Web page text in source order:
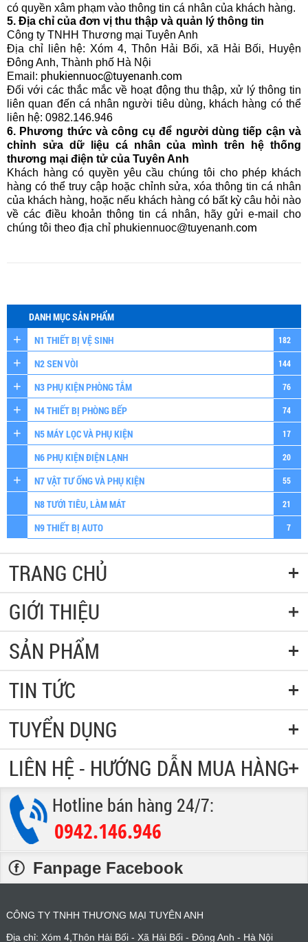
có quyền xâm phạm vào thông tin cá nhân của khách hàng.
5. Địa chỉ của đơn vị thu thập và quản lý thông tin
Công ty TNHH Thương mại Tuyên Anh
Địa chỉ liên hệ: Xóm 4, Thôn Hải Bối, xã Hải Bối, Huyện
Đông Anh, Thành phố Hà Nội
Email: phukiennuoc@tuyenanh.com
Đối với các thắc mắc về hoạt động thu thập, xử lý thông tin
liên quan đến cá nhân người tiêu dùng, khách hàng có thể
liên hệ: 0982.146.946
6. Phương thức và công cụ để người dùng tiếp cận và
chỉnh sửa dữ liệu cá nhân của mình trên hệ thống
thương mại điện tử của Tuyên Anh
Khách hàng có quyền yêu cầu chúng tôi cho phép khách
hàng có thể truy cập hoặc chỉnh sửa, xóa thông tin cá nhân
của khách hàng, hoặc nếu khách hàng có bất kỳ câu hỏi nào
về các điều khoản thông tin cá nhân, hãy gửi e-mail cho
chúng tôi theo địa chỉ phukiennuoc@tuyenanh.com
DANH MỤC SẢN PHẨM
N1 THIẾT BỊ VỆ SINH
182
N2 SEN VÒI 144
N3 PHỤ KIỆN PHÒNG TẮM 76
N4 THIẾT BỊ PHÒNG BẾP 74
N5 MÁY LỌC VÀ PHỤ KIỆN 17
N6 PHỤ KIỆN ĐIỆN LẠNH 20
N7 VẬT TƯ ỐNG VÀ PHỤ KIỆN 55
N8 TƯỚI TIÊU, LÀM MÁT 21
N9 THIẾT BỊ AUTO 7
TRANG CHỦ
GIỚI THIỆU
SẢN PHẨM
TIN TỨC
TUYỂN DỤNG
LIÊN HỆ - HƯỚNG DẪN MUA HÀNG
Hotline bán hàng 24/7:
0942.146.946
Fanpage Facebook
CÔNG TY TNHH THƯƠNG MẠI TUYÊN ANH
Địa chỉ: Xóm 4,Thôn Hải Bối - Xã Hải Bối - Đông Anh - Hà Nội